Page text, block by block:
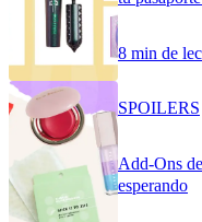
8 min de
SPOILERS
Add-Ons
esperando